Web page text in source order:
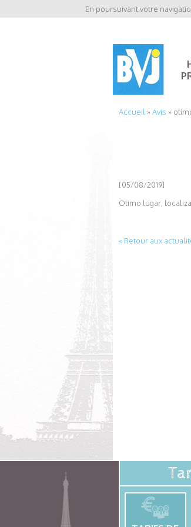
En poursuivant votre
Accueil »Avis »
[05/08/2019]
Otimo lugar,
« Retour aux